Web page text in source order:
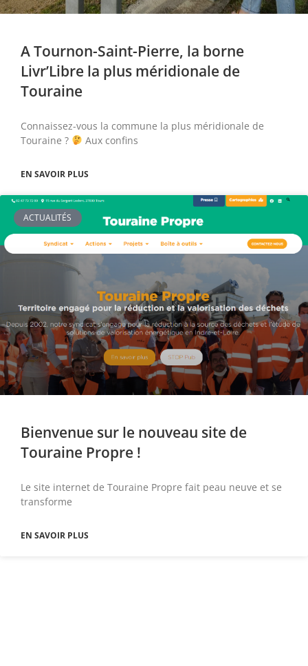
A Tournon-Saint-Pierre, la borne
Livr’Libre la plus méridionale de
Touraine
Connaissez-vous la commune la plus méridionale de
Touraine ?
Aux confins
EN SAVOIR PLUS
ACTUALITÉS
Bienvenue sur le nouveau site de
Touraine Propre !
Le site internet de Touraine Propre fait peau neuve et se
transforme
EN SAVOIR PLUS